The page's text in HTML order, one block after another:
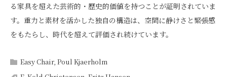
る家具を超えた芸術的・歴史的価値を持つことが証明されていま
す。重力と素材を活かした独自の構造は、空間に静けさと緊張感
をもたらし、時代を超えて評価され続けています。
Easy Chair, Poul Kjaerholm